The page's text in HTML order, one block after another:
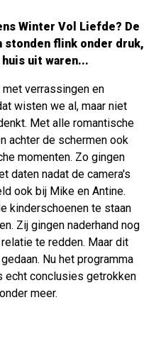
Winter Vol Liefde? De
stonden flink onder druk,
uit waren...
verrassingen en
wisten we al, maar niet
Met alle romantische
achter de schermen ook
momenten. Zo gingen
daten nadat de camera's
ook bij Mike en Antine.
kinderschoenen te staan
Zij gingen naderhand nog
te redden. Maar dit
Nu het programma
echt conclusies getrokken
meer.